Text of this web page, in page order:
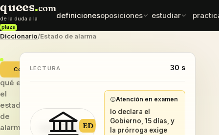
quees.com
de la duda a la
plaza
definicionesoposiciones
oposiciones
sueldos
retribuciones por cuerpo
estudiar
normativa
mnemotecnias
frases para fijar
test exprés
comprueba que se queda
Diccionario/Estado de alarma
Constitucional
qué es
el
estado
de
alarma
LECTURA 30 s
ED
Atención en examen
lo declara el
Gobierno, 15 días, y
la prórroga exige